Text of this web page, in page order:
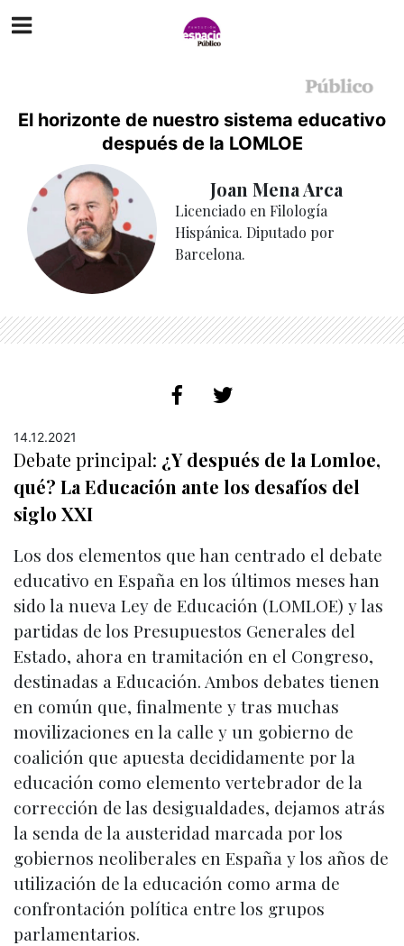
El horizonte de nuestro sistema educativo
después de la LOMLOE
Joan Mena Arca
Licenciado en Filología
Hispánica. Diputado por
Barcelona.
14.12.2021
Debate principal: ¿Y después de la Lomloe,
qué? La Educación ante los desafíos del
siglo XXI
Los dos elementos que han centrado el debate
educativo en España en los últimos meses han
sido la nueva Ley de Educación (LOMLOE) y las
partidas de los Presupuestos Generales del
Estado, ahora en tramitación en el Congreso,
destinadas a Educación. Ambos debates tienen
en común que, finalmente y tras muchas
movilizaciones en la calle y un gobierno de
coalición que apuesta decididamente por la
educación como elemento vertebrador de la
corrección de las desigualdades, dejamos atrás
la senda de la austeridad marcada por los
gobiernos neoliberales en España y los años de
utilización de la educación como arma de
confrontación política entre los grupos
parlamentarios.